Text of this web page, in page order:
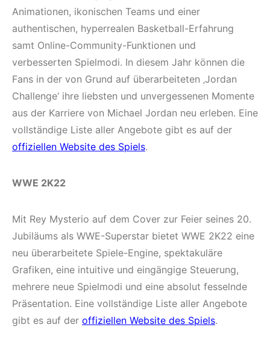
Animationen, ikonischen Teams und einer
authentischen, hyperrealen Basketball-Erfahrung
samt Online-Community-Funktionen und
verbesserten Spielmodi. In diesem Jahr können die
Fans in der von Grund auf überarbeiteten ‚Jordan
Challenge‘ ihre liebsten und unvergessenen Momente
aus der Karriere von Michael Jordan neu erleben. Eine
vollständige Liste aller Angebote gibt es auf der
offiziellen Website des Spiels.
WWE 2K22
Mit Rey Mysterio auf dem Cover zur Feier seines 20.
Jubiläums als WWE-Superstar bietet WWE 2K22 eine
neu überarbeitete Spiele-Engine, spektakuläre
Grafiken, eine intuitive und eingängige Steuerung,
mehrere neue Spielmodi und eine absolut fesselnde
Präsentation. Eine vollständige Liste aller Angebote
gibt es auf der offiziellen Website des Spiels.